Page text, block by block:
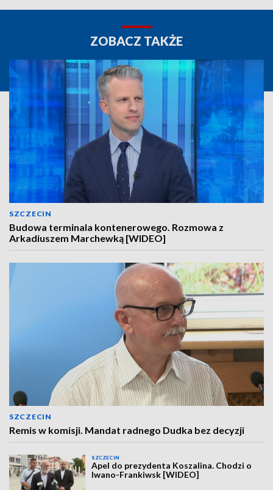
ZOBACZ TAKŻE
SZCZECIN
Budowa terminala kontenerowego. Rozmowa z
Arkadiuszem Marchewką [WIDEO]
SZCZECIN
Remis w komisji. Mandat radnego Dudka bez decyzji
SZCZECIN
Apel do prezydenta Koszalina. Chodzi o
Iwano-Frankiwsk [WIDEO]